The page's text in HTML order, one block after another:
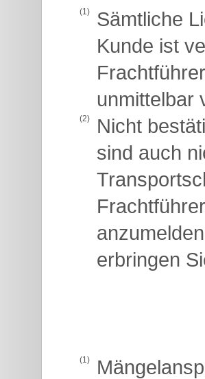
(1)
Sämtliche
Kunde ist
unmittelbar
(2)
Nicht
sind auch
erbringen
(1)